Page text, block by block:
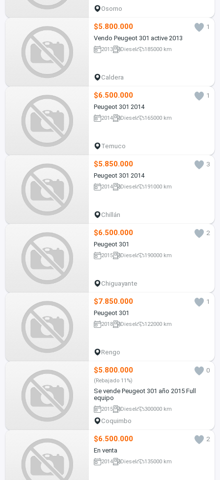
Osorno
$5.800.000
1
Vendo Peugeot 301 active 2013
2013 Diesel 185000 km
Caldera
$6.500.000
1
Peugeot 301 2014
2014 Diesel 165000 km
Temuco
$5.850.000
3
Peugeot 301 2014
2014 Diesel 191000 km
Chillán
$6.500.000
2
Peugeot 301
2015 Diesel 190000 km
Chiguayante
$7.850.000
1
Peugeot 301
2018 Diesel 122000 km
Rengo
$5.800.000 0
(Rebajado 11%)
Se vende Peugeot 301 año 2015 Full
equipo
2015 Diesel 300000 km
Coquimbo
$6.500.000
2
En venta
2014 Diesel 135000 km